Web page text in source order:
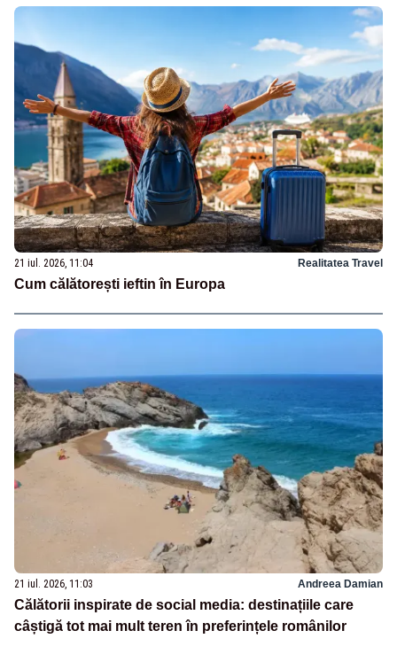
21 iul. 2026, 11:04 Realitatea Travel
Cum călătorești ieftin în Europa
21 iul. 2026, 11:03 Andreea Damian
Călătorii inspirate de social media: destinațiile care
câștigă tot mai mult teren în preferințele românilor